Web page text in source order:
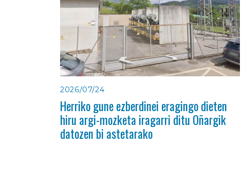
2026/07/24
Herriko gune ezberdinei eragingo dieten
hiru argi-mozketa iragarri ditu Oñargik
datozen bi astetarako